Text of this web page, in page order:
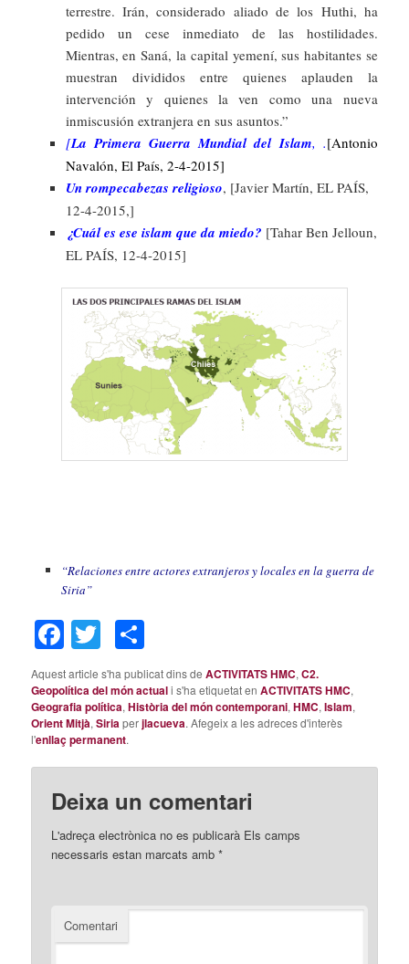
terrestre. Irán, considerado aliado de los Huthi, ha
pedido un cese inmediato de las hostilidades.
Mientras, en Saná, la capital yemení, sus habitantes se
muestran divididos entre quienes aplauden la
intervención y quienes la ven como una nueva
inmiscusión extranjera en sus asuntos.”
[La Primera Guerra Mundial del Islam, .[Antonio
Navalón, El País, 2-4-2015]
Un rompecabezas religioso, [Javier Martín, EL PAÍS,
12-4-2015,]
¿Cuál es ese islam que da miedo? [Tahar Ben Jelloun,
EL PAÍS, 12-4-2015]
“Relaciones entre actores extranjeros y locales en la guerra de
Siria”
Facebook
Twitter
Aquest article s'ha publicat dins deACTIVITATS HMC,C2.
Geopolítica del món actuali s'ha etiquetat enACTIVITATS HMC,
Geografia política,Història del món contemporani,HMC,Islam,
Orient Mitjà,Siriaperjlacueva. Afegeix a les adreces d'interès
l'enllaç permanent.
Deixa un comentari
L'adreça electrònica no es publicarà Els camps
necessaris estan marcats amb*
Comentari